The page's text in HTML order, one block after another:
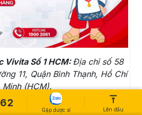
Vivita Số 1 HCM:Địa chỉ số 58
11, Quận Bình Thạnh, Hồ Chí
Minh (HCM).
gọi cho trước cho dược sĩ để xác
Gặp dược sĩ Lên đầu